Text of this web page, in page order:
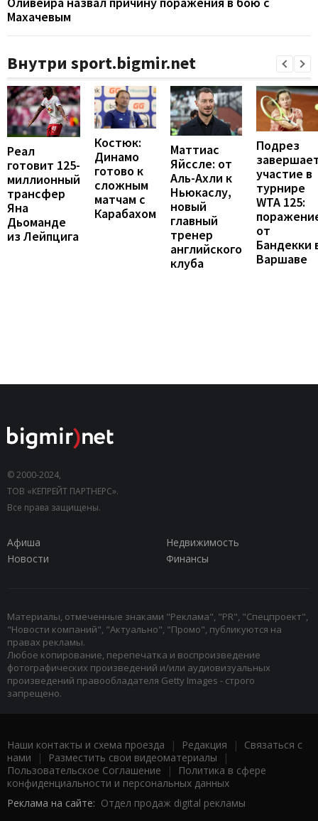
Махачевым
Внутри sport.bigmir.net
Реал
готовит 125-
миллионный
трансфер
Яна
Дьоманде
из Лейпцига
Костюк:
Динамо
готово к
сложным
матчам с
Карабахом
Маттиас
Яйссле: от
Аль-Ахли к
Ньюкаслу,
новый
главный
тренер
английского
клуба
Подрез
участие в
турнире
WTA 125:
от
Бандекки
Варшаве
© 2000-2024,
ТОВ «КЕПРЕЙТ ПАРТНЕРС».
Все права защищены.
Афиша
Недвижимость
Новости
Финансы
Материалы, отмеченные знаками "Реклама", "PR", "Спецпроект",
"Новости компаний", "Актуально", "Промо", публикуются на
правах рекламы.
Любое копирование, перепечатка и воспроизведение
фотографических произведений и/или аудиовизуальных
произведений правообладателя Getty Images - строго
запрещено.
Наши контакты и схема проезда | Редакция | Связаться с
нами | Разместить свои видеоматериалы |
Пользовательское Соглашение |
Политика в сфере
конфиденциальности и персональных данных
Реклама на сайте: Отдел продаж digital рекламы